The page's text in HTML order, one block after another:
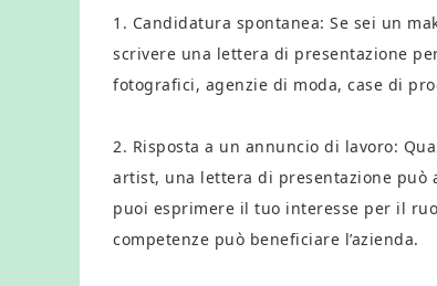
1. Candidatura spontanea: Se sei un
scrivere una lettera di presentazione
fotografici, agenzie di moda, case di
2. Risposta a un annuncio di lavoro:
artist, una lettera di presentazione
puoi esprimere il tuo interesse per il
competenze può beneficiare l’azienda.